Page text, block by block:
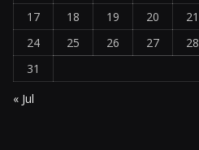
17
18 19 20 21
24
25 26 27 28
31
« Jul